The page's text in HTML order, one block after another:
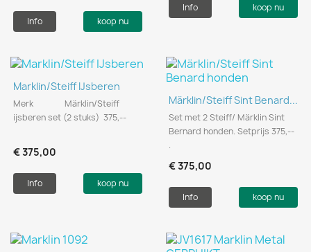
Info koop nu
Info koop nu
Marklin/Steiff IJsberen
Merk Märklin/Steiff
ijsberen set (2 stuks) 375,--
€ 375,00
Info koop nu
Märklin/Steiff Sint Benard...
Set met 2 Steiff/ Märklin Sint
Bernard honden. Setprijs 375,--
.
€ 375,00
Info koop nu